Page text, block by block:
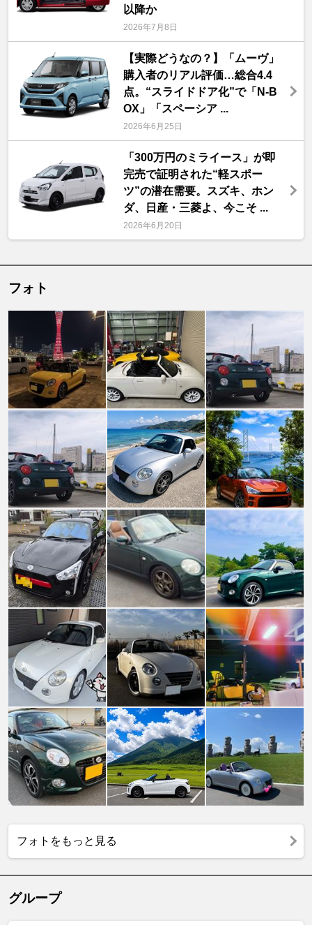
以降か
2026年7月8日
【実際どうなの？】「ムーヴ」
購入者のリアル評価…総合4.4
点。“スライドドア化”で「N-B
OX」「スペーシア ...
2026年6月25日
「300万円のミライース」が即
完売で証明された“軽スポー
ツ”の潜在需要。スズキ、ホン
ダ、日産・三菱よ、今こそ ...
2026年6月20日
フォト
フォトをもっと見る
グループ